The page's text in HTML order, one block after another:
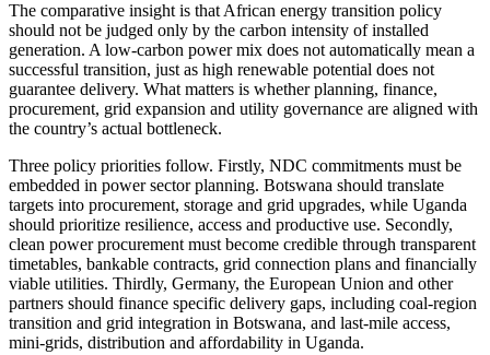
The comparative insight is that African energy transition policy
should not be judged only by the carbon intensity of installed
generation. A low-carbon power mix does not automatically mean a
successful transition, just as high renewable potential does not
guarantee delivery. What matters is whether planning, finance,
procurement, grid expansion and utility governance are aligned with
the country’s actual bottleneck.
Three policy priorities follow. Firstly, NDC commitments must be
embedded in power sector planning. Botswana should translate
targets into procurement, storage and grid upgrades, while Uganda
should prioritize resilience, access and productive use. Secondly,
clean power procurement must become credible through transparent
timetables, bankable contracts, grid connection plans and financially
viable utilities. Thirdly, Germany, the European Union and other
partners should finance specific delivery gaps, including coal-region
transition and grid integration in Botswana, and last-mile access,
mini-grids, distribution and affordability in Uganda.